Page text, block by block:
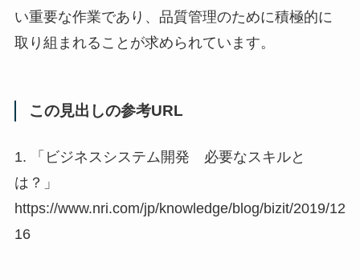
い重要な作業であり、品質管理のために積極的に
取り組まれることが求められています。
この見出しの参考URL
1. 「ビジネスシステム開発 必要なスキルと
は？」
https://www.nri.com/jp/knowledge/blog/bizit/2019/12
16